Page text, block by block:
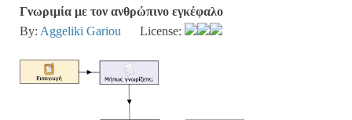
Γνωριμία με τον ανθρώπινο εγκέφαλο
By: Aggeliki Gariou License: